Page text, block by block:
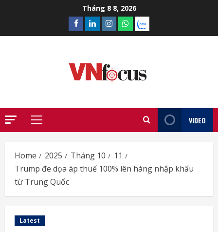
Tháng 8 8, 2026
Facebook
LinkedinInstagram
What’sapp
Zalo
Primary
VIDEO
Home 2025 Tháng 10
11
Trump đe dọa áp thuế 100% lên hàng nhập khẩu
từ Trung Quốc
Latest